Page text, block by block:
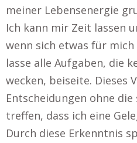
meiner Lebensenergie
Ich kann mir Zeit lassen
wenn sich etwas für
lasse alle Aufgaben, die
wecken, beiseite. Dieses
Entscheidungen ohne
treffen, dass ich eine
Durch diese Erkenntnis